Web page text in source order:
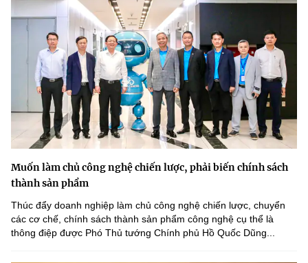
Muốn làm chủ công nghệ chiến lược, phải biến chính sách
thành sản phẩm
Thúc đẩy doanh nghiệp làm chủ công nghệ chiến lược, chuyển
các cơ chế, chính sách thành sản phẩm công nghệ cụ thể là
thông điệp được Phó Thủ tướng Chính phủ Hồ Quốc Dũng...